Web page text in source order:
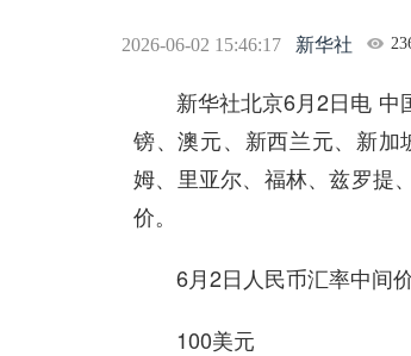
2026-06-02 15:46:17 新华社
新华社北京6月2日电 中
镑、澳元、新西兰元、新
姆、里亚尔、福林、兹罗提
价。
6月2日人民币汇率中间价
100美元